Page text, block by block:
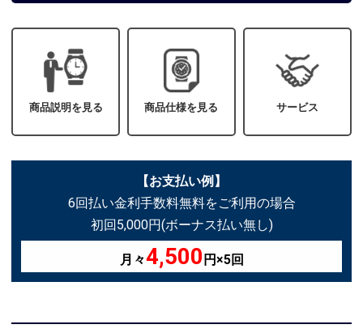
商品説明を見る 商品仕様を見る サービス
【お支払い例】
6回払い金利手数料無料をご利用の場合
初回5,000円(ボーナス払い無し)
月々4,500 円×5回